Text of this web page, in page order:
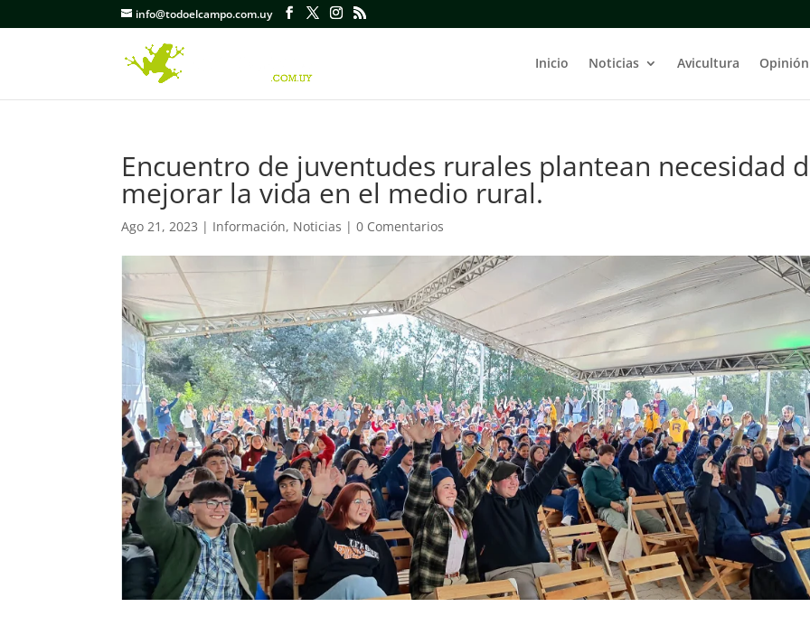
info@todoelcampo.com.uy
Inicio Noticias Avicultura Opinión
Encuentro de juventudes rurales plantean necesidad
mejorar la vida en el medio rural.
Ago 21, 2023 | Información, Noticias |0 Comentarios